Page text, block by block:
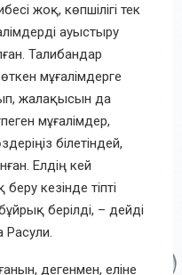
жоқ, көпшілігі тек
ауыстыру
Талибандар
мұғалімдерге
жалақысын да
мұғалімдер,
білетіндей,
Елдің кей
кезінде тіпті
берілді, – дейді
Расули.
дегенмен, еліне